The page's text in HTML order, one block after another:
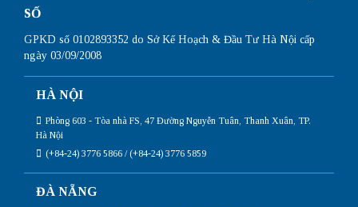
SỐ
GPKD số 0102893352 do Sở Kế Hoạch & Đầu Tư Hà Nội cấp
ngày 03/09/2008
HÀ NỘI
Phòng 603 - Tòa nhà FS, 47 Đường Nguyễn Tuân, Thanh Xuân, TP.
Hà Nội
(+84-24) 3776 5866 / (+84-24) 3776 5859
ĐÀ NẴNG